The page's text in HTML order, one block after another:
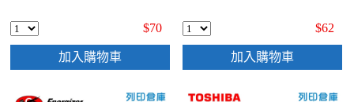
$70
加入購物車
$62
加入購物車